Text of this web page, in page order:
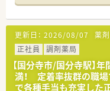
【店舗情報と応需状
■JR山手線など多
度と、通勤が非常に
■応需科目はメンタ
比較的軽め（1～2枚
■新規開局のため、
れから構築してい
更新日： 2026/08/07 薬
正社員
調剤薬局
【国分寺市/国分寺駅】
満！ 定着率抜群の職
で各種手当も充実した